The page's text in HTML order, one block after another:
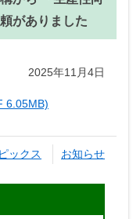
がありました
2025年11月4日
6.05MB)
ックス お知らせ